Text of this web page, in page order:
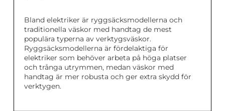
Bland elektriker är ryggsäcksmodellerna och
traditionella väskor med handtag de mest
populära typerna av verktygsväskor.
Ryggsäcksmodellerna är fördelaktiga för
elektriker som behöver arbeta på höga platser
och trånga utrymmen, medan väskor med
handtag är mer robusta och ger extra skydd för
verktygen.